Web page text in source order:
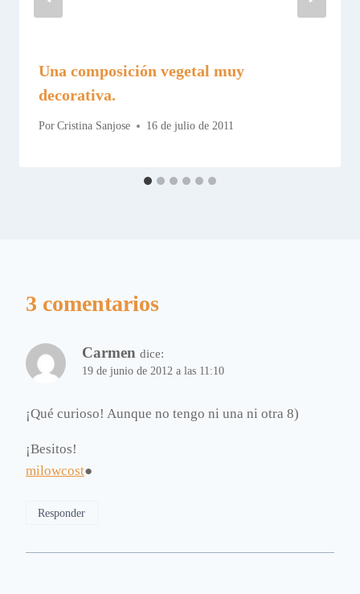
Una composición vegetal muy
decorativa.
Por Cristina Sanjose 16 de julio de 2011
3 comentarios
Carmen dice:
19 de junio de 2012 a las 11:10
¡Qué curioso! Aunque no tengo ni una ni otra 8)
¡Besitos!
milowcost●
Responder